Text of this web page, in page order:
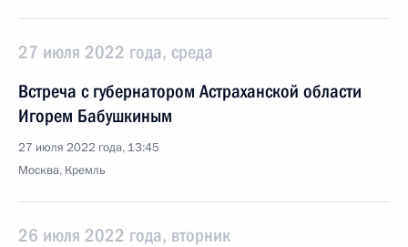
27 июля 2022 года, среда
Встреча с губернатором Астраханской области
Игорем Бабушкиным
27 июля 2022 года, 13:45
Москва, Кремль
26 июля 2022 года, вторник